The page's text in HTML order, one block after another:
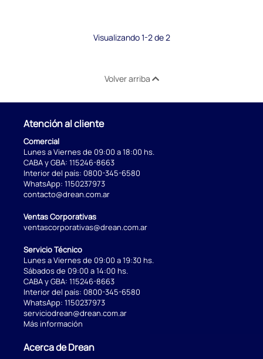
Visualizando 1-2 de 2
Volver arriba
Atención al cliente
Comercial
Lunes a Viernes de 09:00 a 18:00 hs.
CABA y GBA: 115246-8663
Interior del país: 0800-345-6580
WhatsApp: 1150237973
contacto@drean.com.ar
Ventas Corporativas
ventascorporativas@drean.com.ar
Servicio Técnico
Lunes a Viernes de 09:00 a 19:30 hs.
Sábados de 09:00 a 14:00 hs.
CABA y GBA: 115246-8663
Interior del país: 0800-345-6580
WhatsApp: 1150237973
serviciodrean@drean.com.ar
Más información
Acerca de Drean